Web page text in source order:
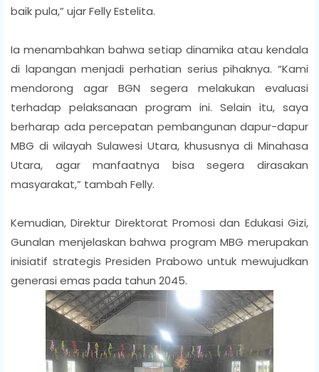
baik pula,” ujar Felly Estelita.
Ia menambahkan bahwa setiap dinamika atau kendala
di lapangan menjadi perhatian serius pihaknya. “Kami
mendorong agar BGN segera melakukan evaluasi
terhadap pelaksanaan program ini. Selain itu, saya
berharap ada percepatan pembangunan dapur-dapur
MBG di wilayah Sulawesi Utara, khususnya di Minahasa
Utara, agar manfaatnya bisa segera dirasakan
masyarakat,” tambah Felly.
Kemudian, Direktur Direktorat Promosi dan Edukasi Gizi,
Gunalan menjelaskan bahwa program MBG merupakan
inisiatif strategis Presiden Prabowo untuk mewujudkan
generasi emas pada tahun 2045.